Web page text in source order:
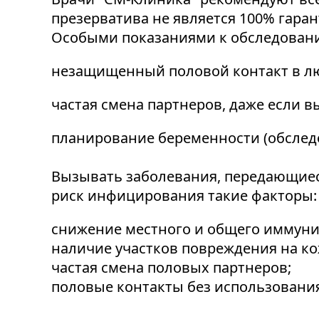
презерватива не является 100%
Особыми показаниями к
незащищенный половой контакт в
частая смена партнеров, даже если
планирование беременности
Вызывать заболевания,
риск инфицирования такие факторы:
снижение местного и общего
наличие участков повреждения на
частая смена половых партнеров;
половые контакты без